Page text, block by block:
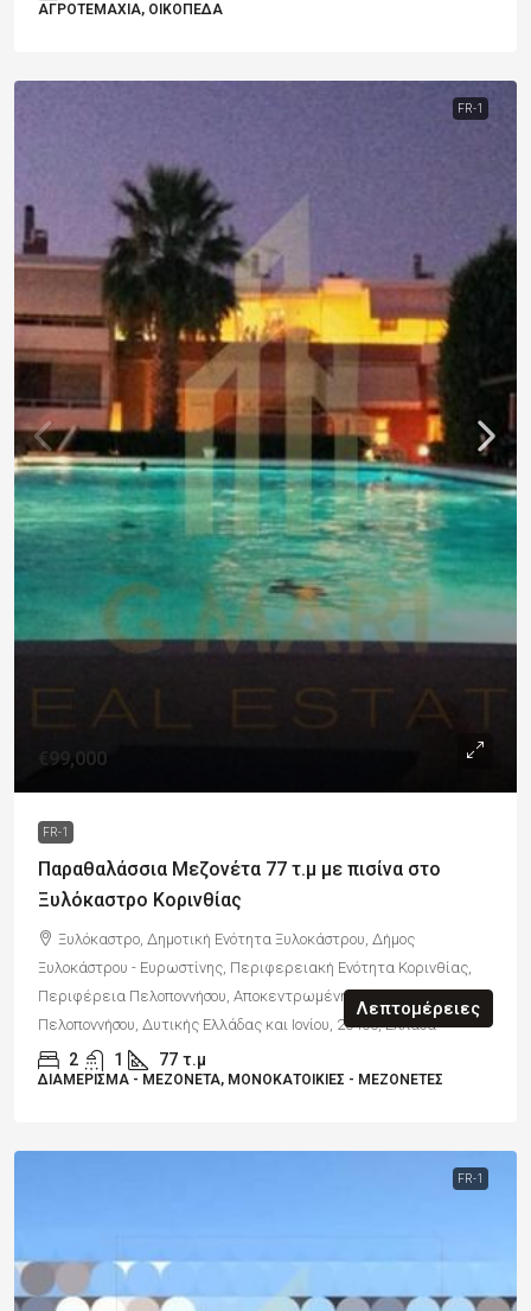
ΑΓΡΟΤΕΜΆΧΙΑ, ΟΙΚΌΠΕΔΑ
FR-1
€99,000
FR-1
Παραθαλάσσια Μεζονέτα 77 τ.μ με πισίνα στο
Ξυλόκαστρο Κορινθίας
Ξυλόκαστρο, Δημοτική Ενότητα Ξυλοκάστρου, Δήμος
Ξυλοκάστρου - Ευρωστίνης, Περιφερειακή Ενότητα Κορινθίας,
Περιφέρεια Πελοποννήσου, Αποκεντρωμένη Διοίκηση
Πελοποννήσου, Δυτικής Ελλάδας και Ιονίου, 20400, Ελλάδα
2 1 77 τ.μ
ΔΙΑΜΈΡΙΣΜΑ - ΜΕΖΟΝΈΤΑ, ΜΟΝΟΚΑΤΟΙΚΊΕΣ - ΜΕΖΟΝΈΤΕΣ
Λεπτομέρειες
FR-1